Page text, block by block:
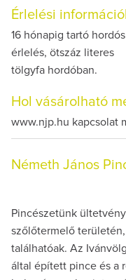
Érlelési
16 hónapig tartó hordós
érlelés, ötszáz literes
tölgyfa hordóban.
Hol vásárolható
www.njp.hu kapcsolat
Németh János
Pincészetünk
szőlőtermelő
találhatóak. Az
által épített pince és a